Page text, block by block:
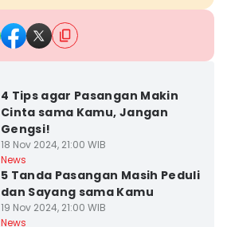
4 Tips agar Pasangan Makin
Cinta sama Kamu, Jangan
Gengsi!
18 Nov 2024, 21:00 WIB
News
5 Tanda Pasangan Masih Peduli
dan Sayang sama Kamu
19 Nov 2024, 21:00 WIB
News